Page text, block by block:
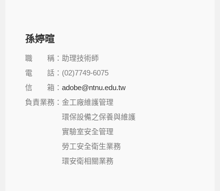
孫婷暄
職 稱：助理技術師
電 話：(02)7749-6075
信 箱：adobe@ntnu.edu.tw
負責業務：金工廠維護管理
環保設備之保養與維護
實驗室安全管理
勞工安全衛生業務
環安衛相關業務